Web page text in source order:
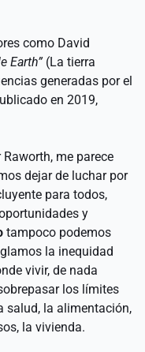
como David
Earth” (La tierra
generadas por el
en 2019,
me parece
dejar de luchar por
para todos,
y
tampoco podemos
la inequidad
vivir, de nada
los límites
salud, la alimentación,
la vivienda.